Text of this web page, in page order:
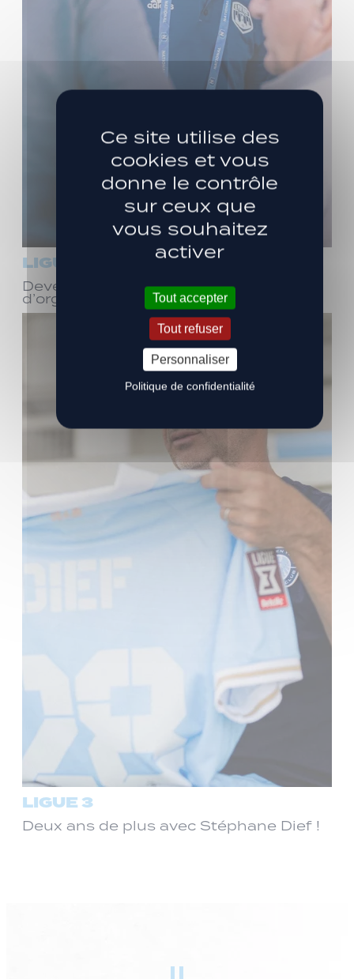
LIGUE 3
Devenez bénévole ! Réunion
d’organisation le samedi 8 août
LIGUE 3
Deux ans de plus avec Stéphane Dief !
Ce site utilise des
cookies et vous
donne le contrôle
sur ceux que
vous souhaitez
activer
Tout accepter
Tout refuser
Personnaliser
Politique de confidentialité